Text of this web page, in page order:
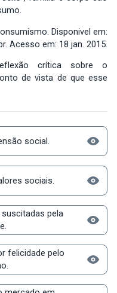
Disponivel em:
Acesso em: 18 jan. 2015.
crítica sobre o
de vista de que esse
social.
sociais.
pela
felicidade pelo